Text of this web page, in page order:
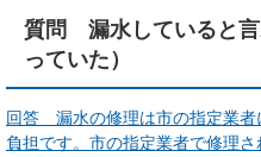
質問 漏水していると言
っていた）
回答 漏水の修理は市の指定業者
負担です。市の指定業者で修理